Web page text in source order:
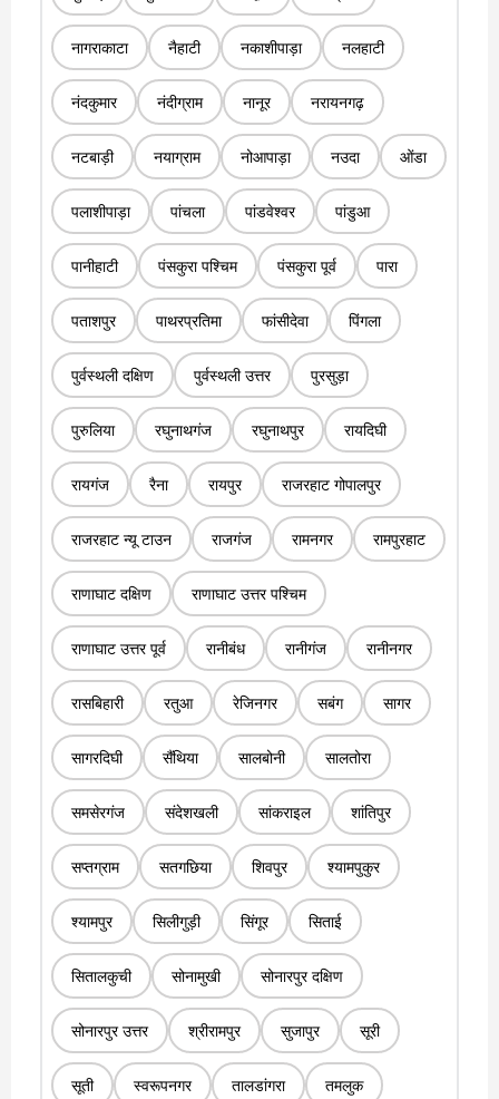
नागराकाटा नैहाटी नकाशीपाड़ा नलहाटी
नंदकुमार नंदीग्राम नानूर नरायनगढ़
नटबाड़ी नयाग्राम नोआपाड़ा नउदा ओंडा
पलाशीपाड़ा पांचला पांडवेश्वर पांडुआ
पानीहाटी पंसकुरा पश्चिम पंसकुरा पूर्व पारा
पताशपुर पाथरप्रतिमा फांसीदेवा पिंगला
पुर्वस्थली दक्षिण पुर्वस्थली उत्तर पुरसुड़ा
पुरुलिया रघुनाथगंज रघुनाथपुर रायदिघी
रायगंज रैना रायपुर राजरहाट गोपालपुर
राजरहाट न्यू टाउन राजगंज रामनगर रामपुरहाट
राणाघाट दक्षिण राणाघाट उत्तर पश्चिम
राणाघाट उत्तर पूर्व रानीबंध रानीगंज रानीनगर
रासबिहारी रतुआ रेजिनगर सबंग सागर
सागरदिघी सैंथिया सालबोनी सालतोरा
समसेरगंज संदेशखली सांकराइल शांतिपुर
सप्तग्राम सतगछिया शिवपुर श्यामपुकुर
श्यामपुर सिलीगुड़ी सिंगूर सिताई
सितालकुची सोनामुखी सोनारपुर दक्षिण
सोनारपुर उत्तर श्रीरामपुर सुजापुर सूरी
सूती स्वरूपनगर तालडांगरा तमलुक